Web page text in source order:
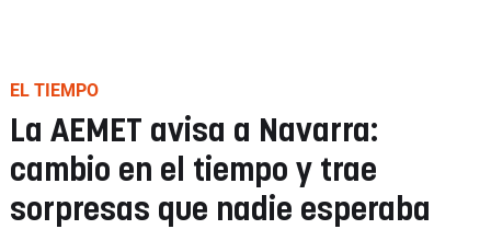
EL TIEMPO
La AEMET avisa a Navarra:
cambio en el tiempo y trae
sorpresas que nadie esperaba